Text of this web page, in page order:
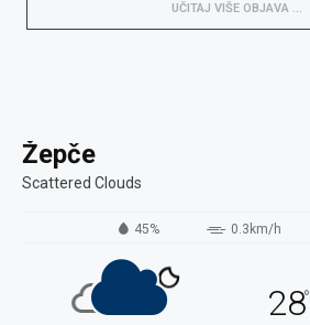
UČITAJ VIŠE OBJAVA
Žepče
Scattered Clouds
45% 0.3km/h
28°